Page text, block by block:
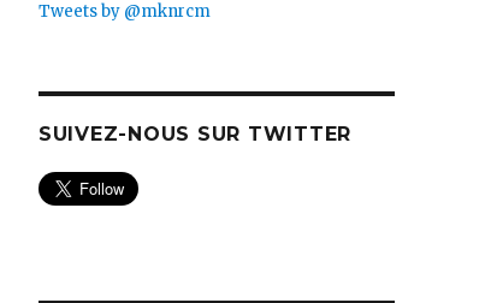
Tweets by @mknrcm
SUIVEZ-NOUS SUR TWITTER